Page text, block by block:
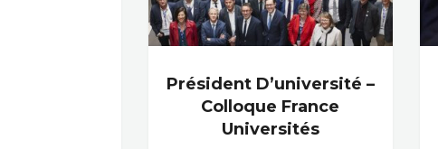
Président D’université –
Colloque France
Universités